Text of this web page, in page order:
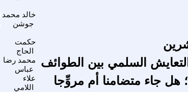
خالد محمد
جوشن
حكمت
الحاج
محمد رضا
عباس
السلمي بين الطوائف
علاء
اللامي
ماريو بارغاس يوسا في بغداد 2003؛ هل جاء متضامنا أم مروِّجا